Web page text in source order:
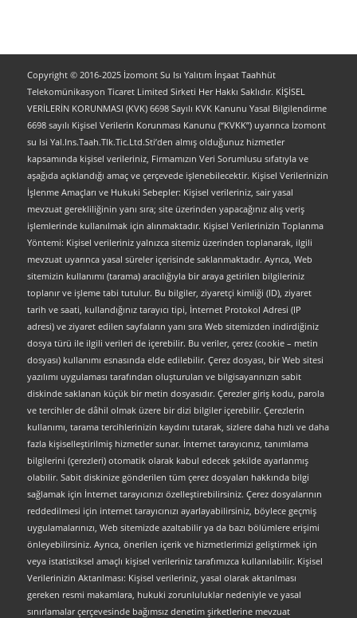
Copyright © 2016-2025 İzomont Su Isı Yalıtım İnşaat Taahhüt
Telekomünikasyon Ticaret Limited Sirketi Her Hakkı Saklıdır. KİŞİSEL
VERİLERİN KORUNMASI (KVK) 6698 Sayılı KVK Kanunu Yasal Bilgilendirme
6698 sayılı Kişisel Verilerin Korunması Kanunu (“KVKK”) uyarınca İzomont
su Isi Yal.Ins.Taah.Tlk.Tic.Ltd.Sti’den almış olduğunuz hizmetler
kapsamında kişisel verileriniz, Firmamızın Veri Sorumlusu sıfatıyla ve
aşağıda açıklandığı amaç ve çerçevede işlenebilecektir. Kişisel Verilerinizin
İşlenme Amaçları ve Hukuki Sebepler: Kişisel verileriniz, sair yasal
mevzuat gerekliliğinin yanı sıra; site üzerinden yapacağınız alış veriş
işlemlerinde kullanılmak için alınmaktadır. Kişisel Verilerinizin Toplanma
Yöntemi: Kişisel verileriniz yalnızca sitemiz üzerinden toplanarak, ilgili
mevzuat uyarınca yasal süreler içerisinde saklanmaktadır. Ayrıca, Web
sitemizin kullanımı (tarama) aracılığıyla bir araya getirilen bilgileriniz
toplanır ve işleme tabi tutulur. Bu bilgiler, ziyaretçi kimliği (ID), ziyaret
tarih ve saati, kullandığınız tarayıcı tipi, İnternet Protokol Adresi (IP
adresi) ve ziyaret edilen sayfaların yanı sıra Web sitemizden indirdiğiniz
dosya türü ile ilgili verileri de içerebilir. Bu veriler, çerez (cookie – metin
dosyası) kullanımı esnasında elde edilebilir. Çerez dosyası, bir Web sitesi
yazılımı uygulaması tarafından oluşturulan ve bilgisayarınızın sabit
diskinde saklanan küçük bir metin dosyasıdır. Çerezler giriş kodu, parola
ve tercihler de dâhil olmak üzere bir dizi bilgiler içerebilir. Çerezlerin
kullanımı, tarama tercihlerinizin kaydını tutarak, sizlere daha hızlı ve daha
fazla kişiselleştirilmiş hizmetler sunar. İnternet tarayıcınız, tanımlama
bilgilerini (çerezleri) otomatik olarak kabul edecek şekilde ayarlanmış
olabilir. Sabit diskinize gönderilen tüm çerez dosyaları hakkında bilgi
sağlamak için İnternet tarayıcınızı özelleştirebilirsiniz. Çerez dosyalarının
reddedilmesi için internet tarayıcınızı ayarlayabilirsiniz, böylece geçmiş
uygulamalarınızı, Web sitemizde azaltabilir ya da bazı bölümlere erişimi
önleyebilirsiniz. Ayrıca, önerilen içerik ve hizmetlerimizi geliştirmek için
veya istatistiksel amaçlı kişisel verileriniz tarafımızca kullanılabilir. Kişisel
Verilerinizin Aktarılması: Kişisel verileriniz, yasal olarak aktarılması
gereken resmi makamlara, hukuki zorunluluklar nedeniyle ve yasal
sınırlamalar çerçevesinde bağımsız denetim şirketlerine mevzuat